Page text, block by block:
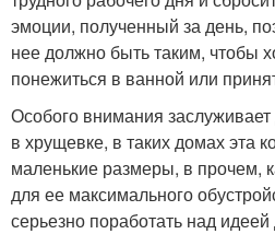
эмоции, полученный за день,
нее должно быть таким, чтобы
понежиться в ванной или
Особого внимания
в хрущевке, в таких домах эта
маленькие размеры, в прочем,
для ее максимального
серьезно поработать над идеей